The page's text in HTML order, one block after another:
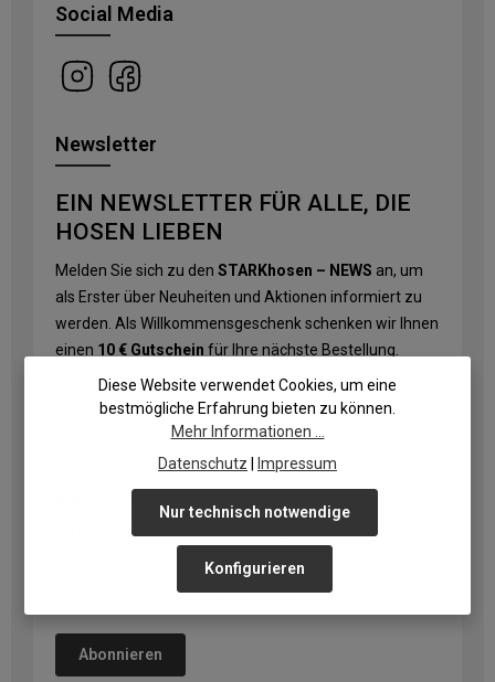
Social Media
Newsletter
EIN NEWSLETTER FÜR ALLE, DIE
HOSEN LIEBEN
Melden Sie sich zu den STARKhosen – NEWS an, um
als Erster über Neuheiten und Aktionen informiert zu
werden. Als Willkommensgeschenk schenken wir Ihnen
einen 10 € Gutschein für Ihre nächste Bestellung.
E-Mail-Adresse*
genommen und dieAGBgelesen und bin mit ihnen
Abonnieren
Diese Website verwendet Cookies, um eine
bestmögliche Erfahrung bieten zu können.
Mehr Informationen ...
Datenschutz
Impressum
Nur technisch notwendige
Konfigurieren